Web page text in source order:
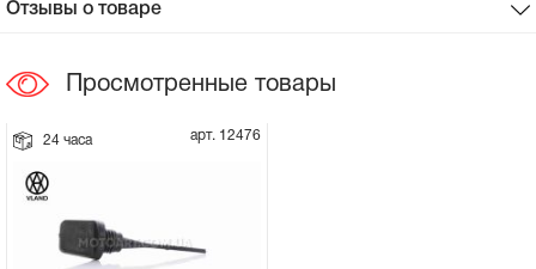
Элементы управления, тросики на
Отзывы о товаре
Просмотренные товары
24 часа арт. 12476